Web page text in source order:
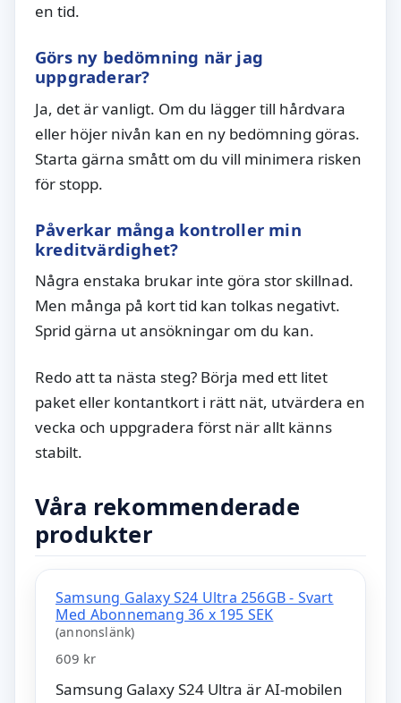
en tid.
Görs ny bedömning när jag
uppgraderar?
Ja, det är vanligt. Om du lägger till hårdvara
eller höjer nivån kan en ny bedömning göras.
Starta gärna smått om du vill minimera risken
för stopp.
Påverkar många kontroller min
kreditvärdighet?
Några enstaka brukar inte göra stor skillnad.
Men många på kort tid kan tolkas negativt.
Sprid gärna ut ansökningar om du kan.
Redo att ta nästa steg? Börja med ett litet
paket eller kontantkort i rätt nät, utvärdera en
vecka och uppgradera först när allt känns
stabilt.
Våra rekommenderade
produkter
Samsung Galaxy S24 Ultra 256GB - Svart
Med Abonnemang 36 x 195 SEK
(annonslänk)
609 kr
Samsung Galaxy S24 Ultra är AI-mobilen